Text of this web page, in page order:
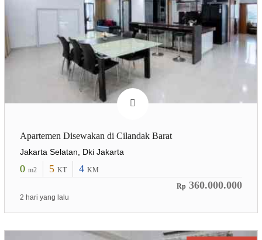
Apartemen Disewakan di Cilandak Barat
Jakarta Selatan, Dki Jakarta
0 m2 5 KT 4 KM
Rp 360.000.000
2 hari yang lalu